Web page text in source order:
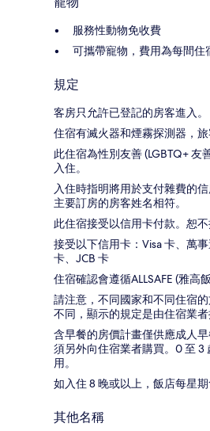
服務性動物免收費
可攜帶寵物，費用為每間住
規定
客房只允許已登記的房客進入。
住宿有滅火器和煙霧探測器，旅
此住宿為性別友善 (LGBTQ+ 友
入住。
入住時指明將用於支付雜費的
主要訂房的房客姓名相符。
此住宿接受以信用卡付款。恕不
接受以下信用卡：Visa 卡、萬
卡、JCB 卡
住宿確認會遵循ALLSAFE (雅高
請注意，不同國家和不同住宿
不同，顯示的規定是由住宿業者
含早餐的房價計畫僅供應成人
須另外向住宿業者購買。0 至 3
用。
如入住 8 晚或以上，飯店每星期
其他名稱